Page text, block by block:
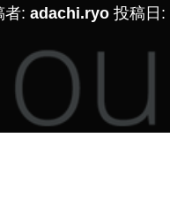
者: adachi.ryo投稿日: